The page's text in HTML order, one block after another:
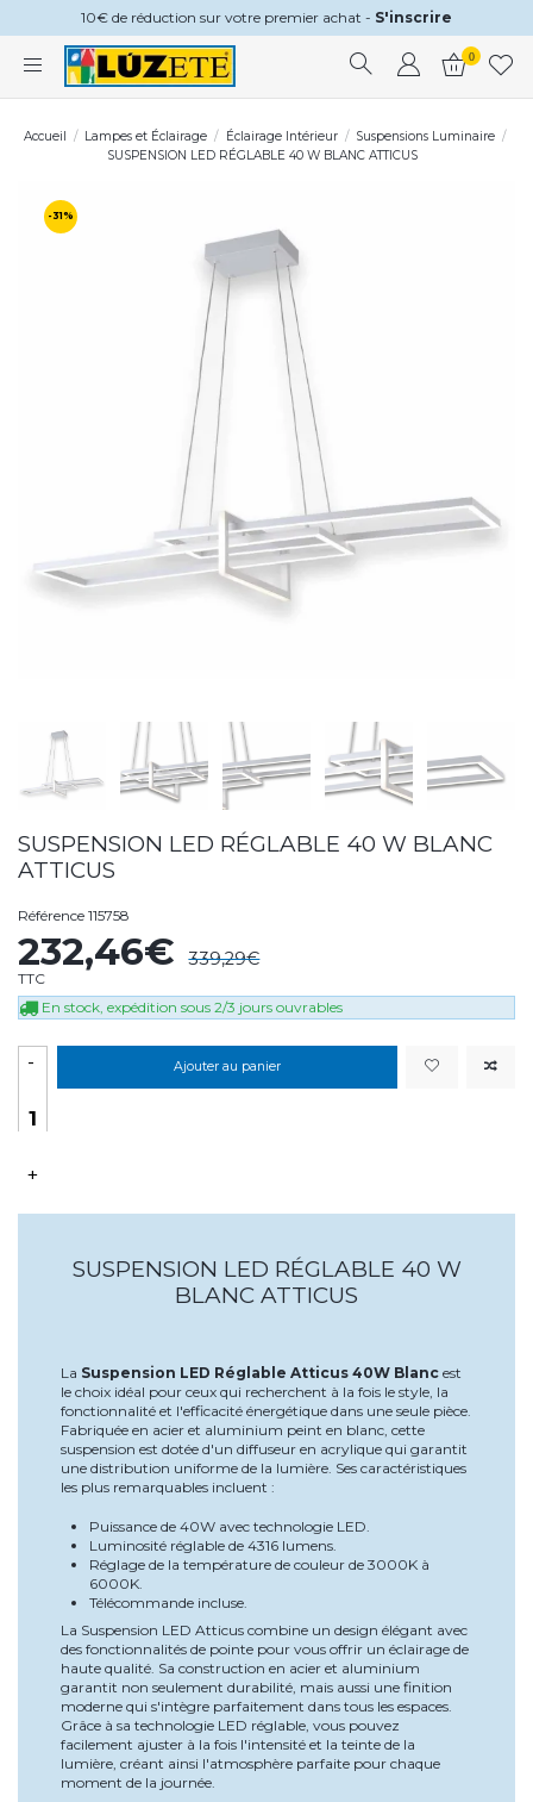
10€ de réduction sur votre premier achat - S'inscrire
0
Accueil Lampes et Éclairage Éclairage Intérieur
Suspensions Luminaire
SUSPENSION LED RÉGLABLE 40 W BLANC ATTICUS
-31%
SUSPENSION LED RÉGLABLE 40 W BLANC
ATTICUS
Référence 115758
232,46€ 339,29€
TTC
En stock, expédition sous 2/3 jours ouvrables
-
+
Ajouter au panier
SUSPENSION LED RÉGLABLE 40 W
BLANC ATTICUS
La Suspension LED Réglable Atticus 40W Blanc est
le choix idéal pour ceux qui recherchent à la fois le style, la
fonctionnalité et l'efficacité énergétique dans une seule pièce.
Fabriquée en acier et aluminium peint en blanc, cette
suspension est dotée d'un diffuseur en acrylique qui garantit
une distribution uniforme de la lumière. Ses caractéristiques
les plus remarquables incluent :
Puissance de 40W avec technologie LED.
Luminosité réglable de 4316 lumens.
Réglage de la température de couleur de 3000K à
6000K.
Télécommande incluse.
La Suspension LED Atticus combine un design élégant avec
des fonctionnalités de pointe pour vous offrir un éclairage de
haute qualité. Sa construction en acier et aluminium
garantit non seulement durabilité, mais aussi une finition
moderne qui s'intègre parfaitement dans tous les espaces.
Grâce à sa technologie LED réglable, vous pouvez
facilement ajuster à la fois l'intensité et la teinte de la
lumière, créant ainsi l'atmosphère parfaite pour chaque
moment de la journée.